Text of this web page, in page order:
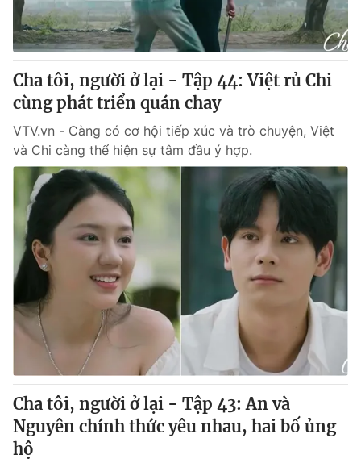
Cha tôi, người ở lại - Tập 44: Việt rủ Chi
cùng phát triển quán chay
VTV.vn - Càng có cơ hội tiếp xúc và trò chuyện, Việt
và Chi càng thể hiện sự tâm đầu ý hợp.
Cha tôi, người ở lại - Tập 43: An và
Nguyên chính thức yêu nhau, hai bố ủng
hộ